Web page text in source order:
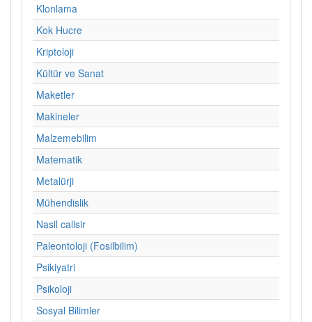
Klonlama
Kok Hucre
Kriptoloji
Kültür ve Sanat
Maketler
Makineler
Malzemebilim
Matematik
Metalürji
Mühendislik
Nasil calisir
Paleontoloji (Fosilbilim)
Psikiyatri
Psikoloji
Sosyal Bilimler